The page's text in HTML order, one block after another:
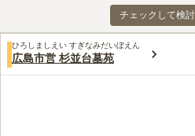
チェックして検
ひろしましえい すぎなみだいぼえん
広島市営 杉並台墓苑